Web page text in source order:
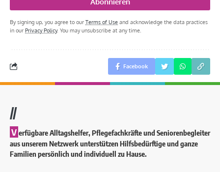
By signing up, you agree to our Terms of Use and acknowledge the data practices
in our Privacy Policy. You may unsubscribe at any time.
Facebook
//
V erfügbare Alltagshelfer, Pflegefachkräfte und Seniorenbegleiter
aus unserem Netzwerk unterstützen Hilfsbedürftige und ganze
Familien persönlich und individuell zu Hause.